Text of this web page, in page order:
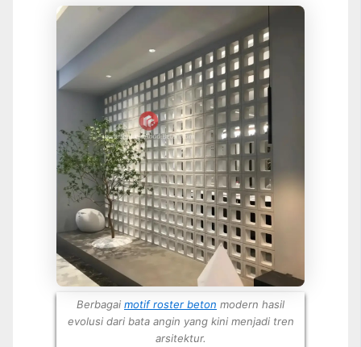
Berbagai motif roster beton modern hasil
evolusi dari bata angin yang kini menjadi tren
arsitektur.